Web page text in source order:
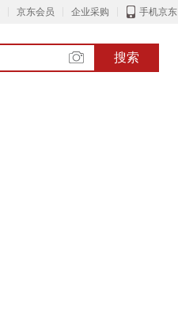
京东会员 企业采购 手机京东
搜索